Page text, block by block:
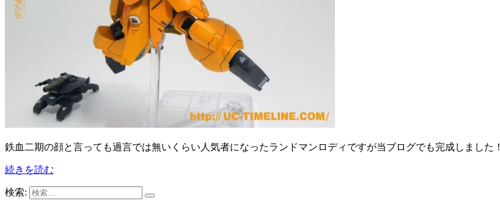
鉄血二期の顔と言っても過言では無いくらい人気者になったランドマンロディですが当ブログでも完成しました！
続きを読む
検索: